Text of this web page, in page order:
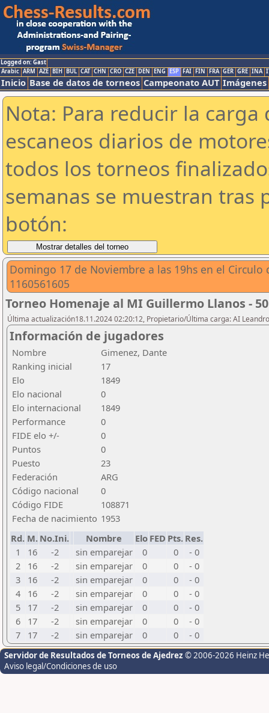
Logged on: Gast
Arabic ARM AZE BIH BUL CAT CHN CRO CZE DEN ENG ESP FAI FIN FRA GER GRE INA
Inicio Base de datos de torneos Campeonato AUT Imágenes
Nota: Para reducir la
escaneos diarios de
todos los torneos
semanas se muestran tras
botón:
Domingo 17 de Noviembre a las 19hs en el Circulo
1160561605
Torneo Homenaje al MI Guillermo Llanos -
Última actualización18.11.2024 02:20:12, Propietario/Última carga: AI
Información de jugadores
Nombre
Gimenez, Dante
Ranking inicial
17
Elo
1849
Elo nacional
0
Elo internacional
1849
Performance
0
FIDE elo +/-
0
Puntos
0
Puesto
23
Federación
ARG
Código nacional
0
Código FIDE
108871
Fecha de nacimiento 1953
Rd. M. No.Ini. Nombre Elo FED Pts. Res.
1
16 -2 sin emparejar 0 0
- 0
2
16 -2 sin emparejar 0 0
- 0
3
16 -2 sin emparejar 0 0
- 0
4
16 -2 sin emparejar 0 0
- 0
5
17 -2 sin emparejar 0 0
- 0
6
17 -2 sin emparejar 0 0
- 0
7
17 -2 sin emparejar 0 0 - 0
Servidor de Resultados de Torneos de Ajedrez © 2006-2026 Heinz
Aviso legal/Condiciones de uso